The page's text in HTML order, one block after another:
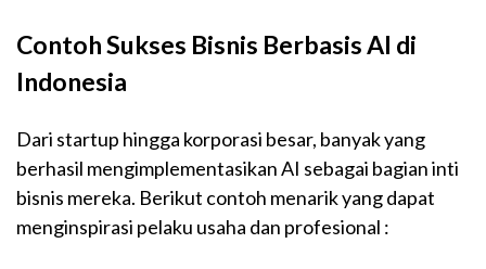
Contoh Sukses Bisnis Berbasis AI di
Indonesia
Dari startup hingga korporasi besar, banyak yang
berhasil mengimplementasikan AI sebagai bagian inti
bisnis mereka. Berikut contoh menarik yang dapat
menginspirasi pelaku usaha dan profesional :